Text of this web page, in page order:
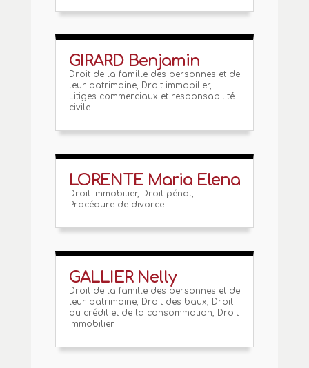
GIRARD Benjamin
Droit de la famille des personnes et de
leur patrimoine, Droit immobilier,
Litiges commerciaux et responsabilité
civile
LORENTE Maria Elena
Droit immobilier, Droit pénal,
Procédure de divorce
GALLIER Nelly
Droit de la famille des personnes et de
leur patrimoine, Droit des baux, Droit
du crédit et de la consommation, Droit
immobilier